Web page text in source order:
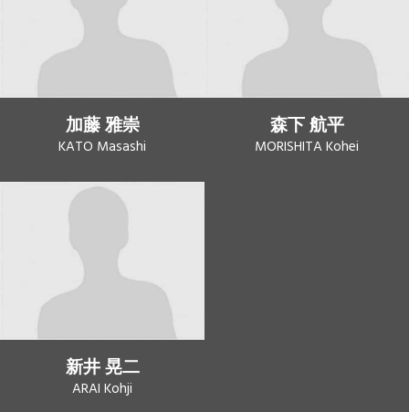
加藤 雅崇
KATO Masashi
森下 航平
MORISHITA Kohei
新井 晃二
ARAI Kohji